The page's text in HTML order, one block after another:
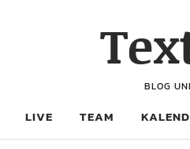
BLOG
LIVE TEAM